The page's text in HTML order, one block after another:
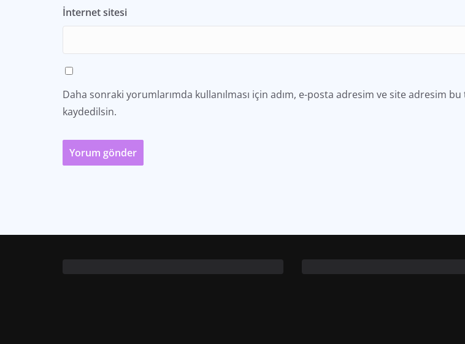
İnternet sitesi
Daha sonraki yorumlarımda kullanılması için adım, e-posta adresim ve site adresim bu
kaydedilsin.